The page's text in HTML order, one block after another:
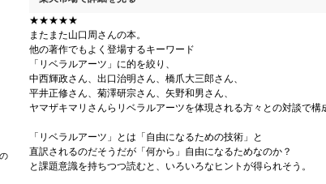
★★★★★
またまた山口周さんの本。
他の著作でもよく登場するキーワード
「リベラルアーツ」に的を絞り、
中西輝政さん、出口治明さん、橋爪大三郎さん、
平井正修さん、菊澤研宗さん、矢野和男さん、
ヤマザキマリさんらリベラルアーツを体現される方々との対談で構
「リベラルアーツ」とは「自由になるための技術」と
直訳されるのだそうだが「何から」自由になるためなのか？
と課題意識を持ちつつ読むと、いろいろなヒントが得られそう。